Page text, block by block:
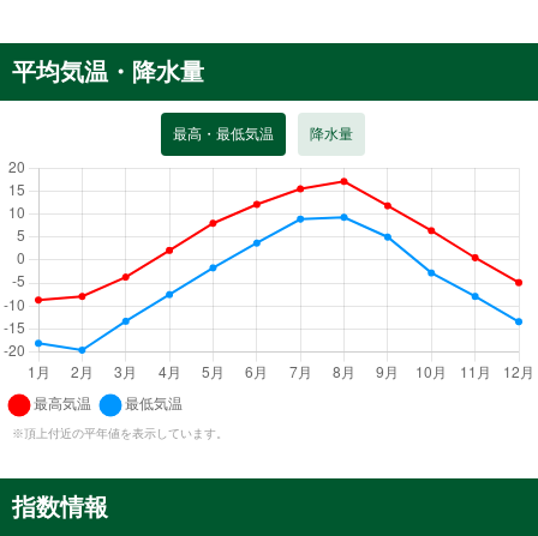
平均気温・降水量
最高・最低気温 降水量
※頂上付近の平年値を表示しています。
指数情報